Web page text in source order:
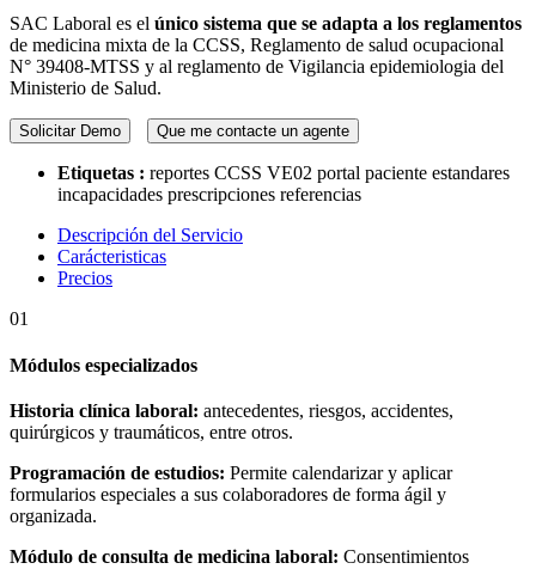
SAC Laboral es el único sistema que se adapta a los reglamentos
de medicina mixta de la CCSS, Reglamento de salud ocupacional
N° 39408-MTSS y al reglamento de Vigilancia epidemiologia del
Ministerio de Salud.
Solicitar Demo Que me contacte un agente
Etiquetas : reportes CCSS VE02 portal paciente estandares
incapacidades prescripciones referencias
Descripción del Servicio
Carácteristicas
Precios
01
Módulos especializados
Historia clínica laboral: antecedentes, riesgos, accidentes,
quirúrgicos y traumáticos, entre otros.
Programación de estudios: Permite calendarizar y aplicar
formularios especiales a sus colaboradores de forma ágil y
organizada.
Módulo de consulta de medicina laboral: Consentimientos